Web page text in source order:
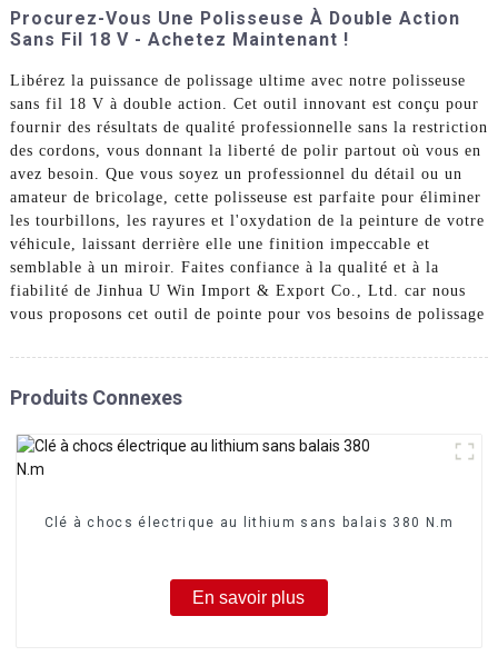
Procurez-Vous Une Polisseuse À Double Action
Sans Fil 18 V - Achetez Maintenant !
Libérez la puissance de polissage ultime avec notre polisseuse
sans fil 18 V à double action. Cet outil innovant est conçu pour
fournir des résultats de qualité professionnelle sans la restriction
des cordons, vous donnant la liberté de polir partout où vous en
avez besoin. Que vous soyez un professionnel du détail ou un
amateur de bricolage, cette polisseuse est parfaite pour éliminer
les tourbillons, les rayures et l'oxydation de la peinture de votre
véhicule, laissant derrière elle une finition impeccable et
semblable à un miroir. Faites confiance à la qualité et à la
fiabilité de Jinhua U Win Import & Export Co., Ltd. car nous
vous proposons cet outil de pointe pour vos besoins de polissage
Produits Connexes
Clé à chocs électrique au lithium sans balais 380 N.m
En savoir plus